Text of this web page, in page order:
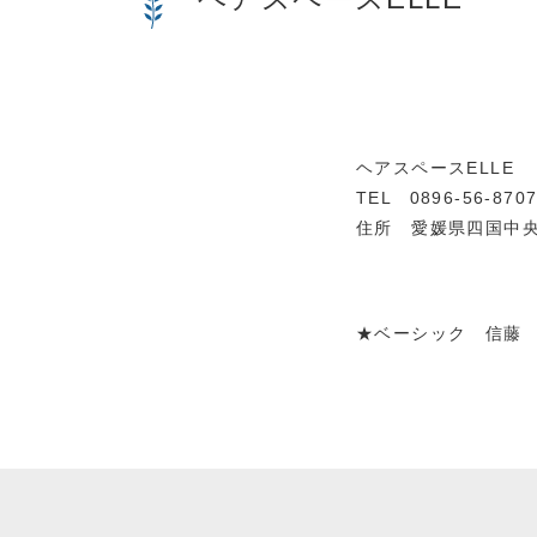
ヘアスペースELLE
TEL 0896-56-8707
住所 愛媛県四国中
★ベーシック 信藤